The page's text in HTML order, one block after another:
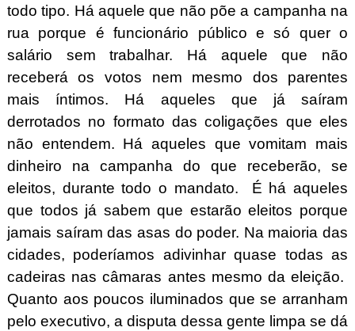
todo tipo. Há aquele que não põe a campanha na
rua porque é funcionário público e só quer o
salário sem trabalhar. Há aquele que não
receberá os votos nem mesmo dos parentes
mais íntimos. Há aqueles que já saíram
derrotados no formato das coligações que eles
não entendem. Há aqueles que vomitam mais
dinheiro na campanha do que receberão, se
eleitos, durante todo o mandato. É há aqueles
que todos já sabem que estarão eleitos porque
jamais saíram das asas do poder. Na maioria das
cidades, poderíamos adivinhar quase todas as
cadeiras nas câmaras antes mesmo da eleição.
Quanto aos poucos iluminados que se arranham
pelo executivo, a disputa dessa gente limpa se dá